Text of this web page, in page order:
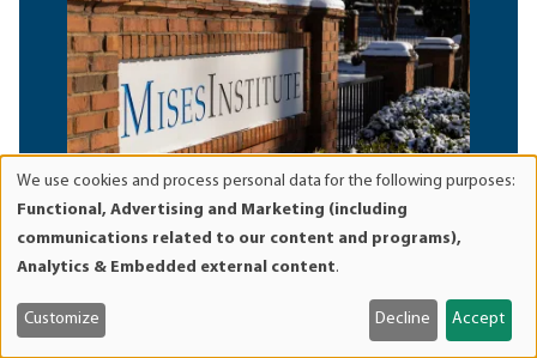
and
cookies
We use cookies and process personal data for the following purposes:
Functional, Advertising and Marketing (including
communications related to our content and programs),
Analytics & Embedded external content.
Customize Decline Accept